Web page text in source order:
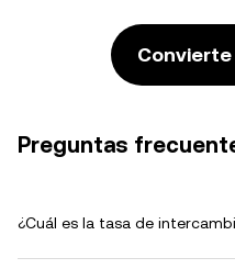
Convierte
Preguntas
¿Cuál es la tasa de